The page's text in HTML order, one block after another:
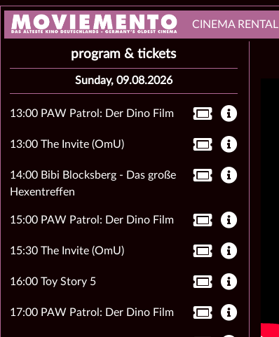
CINEMA RENTAL
program & tickets
Sunday, 09.08.2026
13:00 PAW Patrol: Der Dino Film
13:00 The Invite (OmU)
14:00 Bibi Blocksberg - Das große
Hexentreffen
15:00 PAW Patrol: Der Dino Film
15:30 The Invite (OmU)
16:00 Toy Story 5
17:00 PAW Patrol: Der Dino Film